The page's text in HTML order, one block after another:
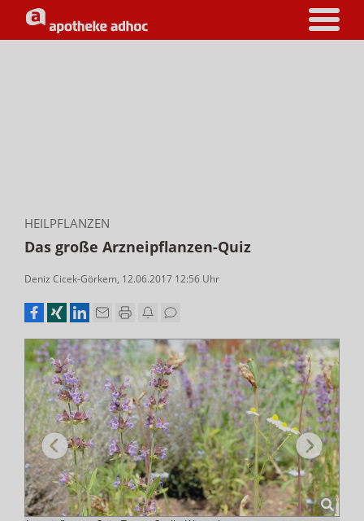
HEILPFLANZEN
Das große Arzneipflanzen-Quiz
Deniz Cicek-Görkem, 12.06.2017 12:56 Uhr